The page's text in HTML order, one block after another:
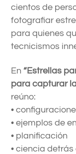
cientos de
fotografiar
para quienes
tecnicismos
En“Estrellas
para capturar
reúno:
•
• ejemplos de
• planificación
• ciencia detrás